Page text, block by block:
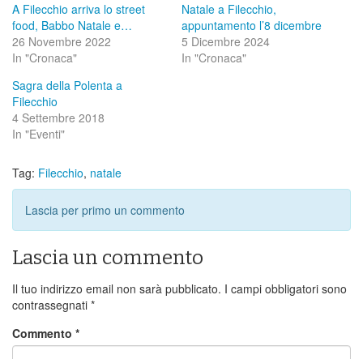
A Filecchio arriva lo street
food, Babbo Natale e…
26 Novembre 2022
In "Cronaca"
Natale a Filecchio,
appuntamento l’8 dicembre
5 Dicembre 2024
In "Cronaca"
Sagra della Polenta a
Filecchio
4 Settembre 2018
In "Eventi"
Tag: Filecchio, natale
Lascia per primo un commento
Lascia un commento
Il tuo indirizzo email non sarà pubblicato. I campi obbligatori sono
contrassegnati *
Commento *